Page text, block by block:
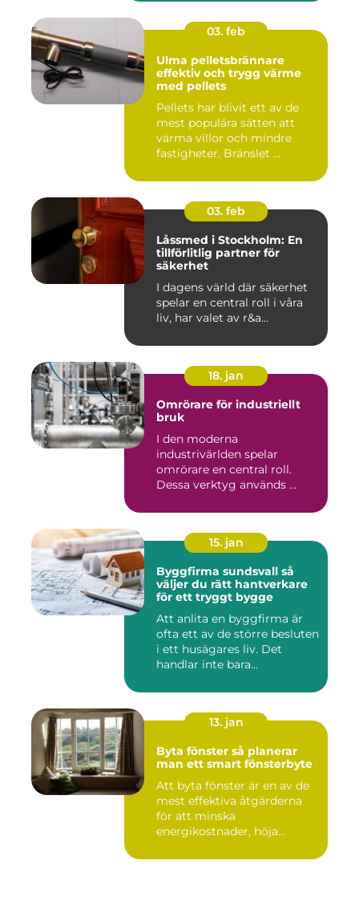
03. feb
Ulma pelletsbrännare
effektiv och trygg värme
med pellets
Pellets har blivit ett av de
mest populära sätten att
värma villor och mindre
fastigheter. Bränslet ...
03. feb
Låssmed i Stockholm: En
tillförlitlig partner för
säkerhet
I dagens värld där säkerhet
spelar en central roll i våra
liv, har valet av r&a...
18. jan
Omrörare för industriellt
bruk
I den moderna
industrivärlden spelar
omrörare en central roll.
Dessa verktyg används ...
15. jan
Byggfirma sundsvall så
väljer du rätt hantverkare
för ett tryggt bygge
Att anlita en byggfirma är
ofta ett av de större besluten
i ett husägares liv. Det
handlar inte bara...
13. jan
Byta fönster så planerar
man ett smart fönsterbyte
Att byta fönster är en av de
mest effektiva åtgärderna
för att minska
energikostnader, höja